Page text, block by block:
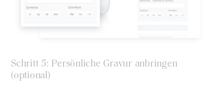
Schritt 5: Persönliche Gravur anbringen
(optional)